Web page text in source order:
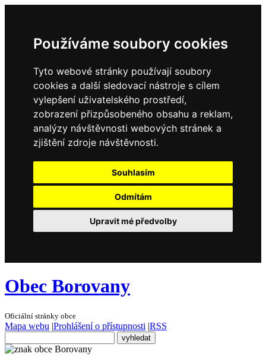
Používáme soubory cookies
Tyto webové stránky používají soubory
cookies a další sledovací nástroje s cílem
vylepšení uživatelského prostředí,
zobrazení přizpůsobeného obsahu a reklam,
analýzy návštěvnosti webových stránek a
zjištění zdroje návštěvnosti.
Souhlasím
Odmítám
Upravit mé předvolby
Obec Borovany
Oficiální stránky obce
Mapa webu |Prohlášení o přístupnosti |RSS